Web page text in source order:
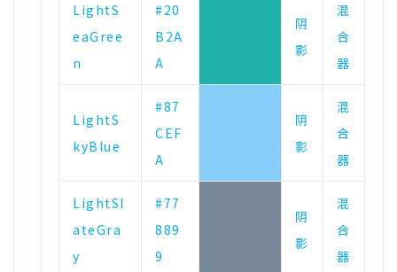
LightS
eaGree
n
#20
B2A
A
阴
影
混
合
器
LightS
kyBlue
#87
CEF
A
阴
影
混
合
器
LightSl
ateGra
y
#77
889
9
阴
影
混
合
器